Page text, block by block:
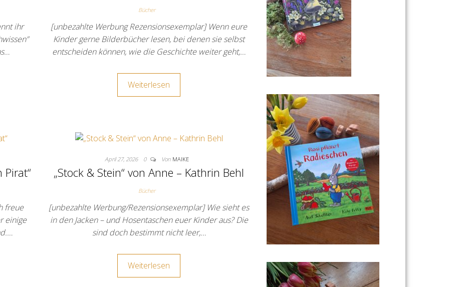
ihr
Bücher
[unbezahlte Werbung Rezensionsexemplar] Wenn eure
Kinder gerne Bilderbücher lesen, bei denen sie selbst
entscheiden können, wie die Geschichte weiter geht,…
Weiterlesen
freue
einige
April 27, 2026 0 Von MAIKE
„Stock & Stein“ von Anne – Kathrin Behl
Bücher
[unbezahlte Werbung/Rezensionsexemplar] Wie sieht es
in den Jacken – und Hosentaschen euer Kinder aus? Die
sind doch bestimmt nicht leer,…
Weiterlesen